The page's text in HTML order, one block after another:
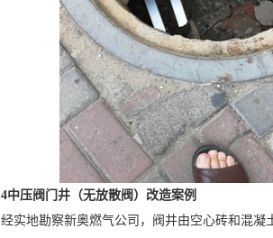
4中压阀门井（无放散阀）改造案例
经实地勘察新奥燃气公司，阀井由空心砖和混